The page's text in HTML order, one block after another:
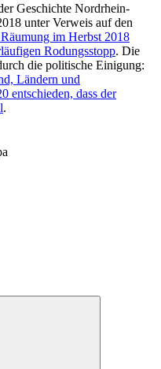
Geschichte Nordrhein-
unter Verweis auf den
im Herbst 2018
Rodungsstopp. Die
die politische Einigung:
Ländern und
entschieden, dass der
.